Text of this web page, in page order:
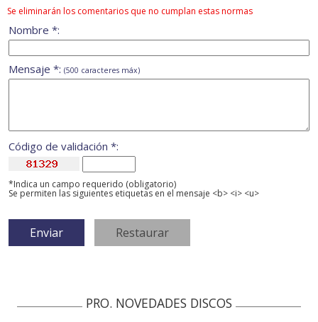
Se eliminarán los comentarios que no cumplan estas normas
Nombre *:
Mensaje *: (500 caracteres máx)
Código de validación *:
*Indica un campo requerido (obligatorio)
Se permiten las siguientes etiquetas en el mensaje <b> <i> <u>
PRO. NOVEDADES DISCOS